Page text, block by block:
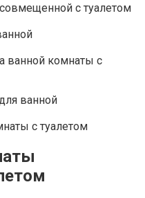
с туалетом
ванной комнаты с
ванной
с туалетом